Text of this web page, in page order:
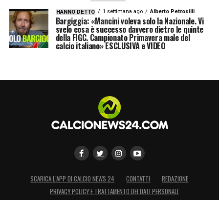
HANNO DETTO 1 settimana ago Alberto Petrosilli
Bargiggia: «Mancini voleva solo la Nazionale. Vi
svelo cosa è successo davvero dietro le quinte
della FIGC. Campionato Primavera male del
calcio italiano» ESCLUSIVA e VIDEO
SCARICA L’APP DI CALCIO NEWS 24 CONTATTI
REDAZIONE
PRIVACY POLICY E TRATTAMENTO DEI DATI PERSONALI